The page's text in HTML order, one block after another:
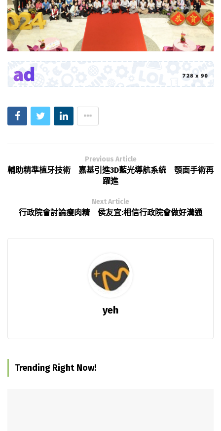
Previous Article
輔助精準植牙技術 嘉基引進3D藍光導航系統 顎面手術再
躍進
Next Article
行政院會討論瘦肉精 侯友宜:相信行政院會做好溝通
yeh
Trending Right Now!